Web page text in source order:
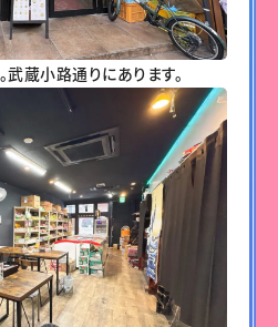
武蔵小路通りにあります。